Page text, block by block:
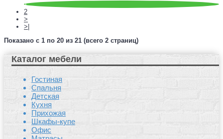
1
2
>
>|
Показано с 1 по 20 из 21 (всего 2 страниц)
Каталог мебели
Гостиная
Спальня
Детская
Кухня
Прихожая
Шкафы-купе
Офис